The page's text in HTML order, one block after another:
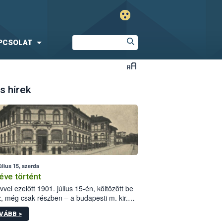
hírek
15, szerda
történt
ezelőtt 1901. július 15-én, költözött be
még csak részben – a budapesti m. kir.
állomás a Kis Rókus utca
alatti, Czigler Győző által tervezett új
>